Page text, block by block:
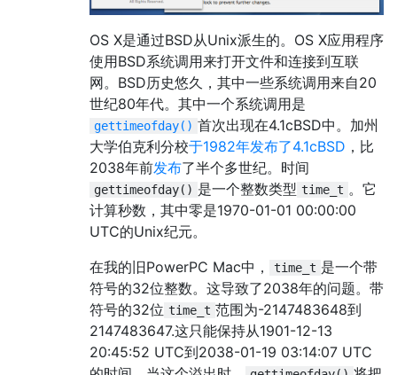
OS X是通过BSD从Unix派生的。OS X应用程序
使用BSD系统调用来打开文件和连接到互联
网。BSD历史悠久，其中一些系统调用来自20
世纪80年代。其中一个系统调用是
gettimeofday() 首次出现在4.1cBSD中。加州
大学伯克利分校于1982年发布了4.1cBSD ，比
2038年前发布了半个多世纪。时间
gettimeofday() 是一个整数类型 time_t 。它
计算秒数，其中零是1970-01-01 00:00:00
UTC的Unix纪元。
在我的旧PowerPC Mac中，
time_t 是一个带
符号的32位整数。这导致了2038年的问题。带
符号的32位 time_t 范围为-2147483648到
2147483647.这只能保持从1901-12-13
20:45:52 UTC到2038-01-19 03:14:07 UTC